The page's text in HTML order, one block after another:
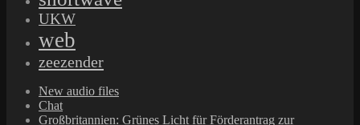
UKW
web
zeezender
New audio files
Chat
Großbritannien: Grünes Licht für Förderantrag zur